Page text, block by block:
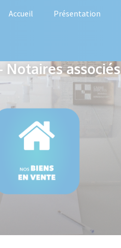
Accueil Présentation
Notaires associés